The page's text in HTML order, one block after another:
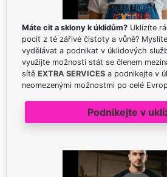
Máte cit a sklony k úklidům? Uklízíte
pocit z té zářivé čistoty a vůně?
vydělávat a podnikat v úklidových
využijte možnosti stát se členem
sítě EXTRA SERVICES a podnikejte v
neomezenými možnostmi po celé
Podnikejte v